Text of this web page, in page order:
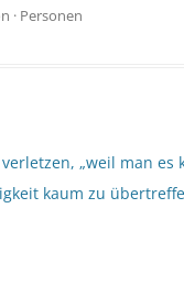
· Personen
„weil man es
kaum zu